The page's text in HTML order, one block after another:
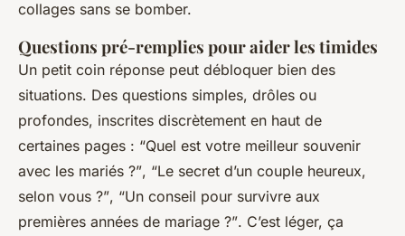
collages sans se bomber.
Questions pré-remplies pour aider les timides
Un petit coin réponse peut débloquer bien des
situations. Des questions simples, drôles ou
profondes, inscrites discrètement en haut de
certaines pages : “Quel est votre meilleur souvenir
avec les mariés ?”, “Le secret d’un couple heureux,
selon vous ?”, “Un conseil pour survivre aux
premières années de mariage ?”. C’est léger, ça